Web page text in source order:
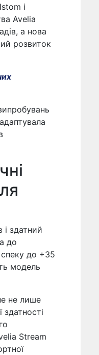
і
Avelia
а нова
розвиток
здатний
до
до +35
модель
не лише
здатності
Stream